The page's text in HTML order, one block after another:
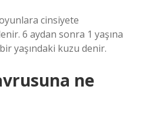
cinsiyete
6 aydan sonra 1 yaşına
yaşındaki kuzu denir.
ne